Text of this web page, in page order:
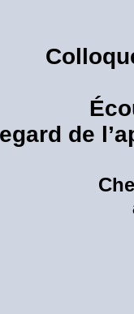
de